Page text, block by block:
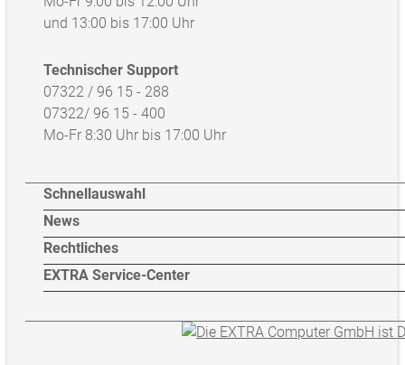
und 13:00 bis 17:00 Uhr
Technischer Support
07322 / 96 15 - 288
07322/ 96 15 - 400
Mo-Fr 8:30 Uhr bis 17:00 Uhr
Schnellauswahl
News
Rechtliches
EXTRA Service-Center